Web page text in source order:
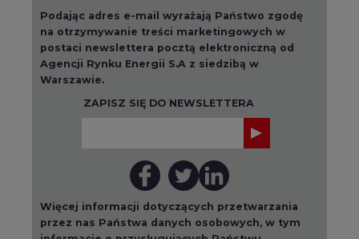
Podając adres e-mail wyrażają Państwo zgodę
na otrzymywanie treści marketingowych w
postaci newslettera pocztą elektroniczną od
Agencji Rynku Energii S.A z siedzibą w
Warszawie.
ZAPISZ SIĘ DO NEWSLETTERA
Więcej informacji dotyczących przetwarzania
przez nas Państwa danych osobowych, w tym